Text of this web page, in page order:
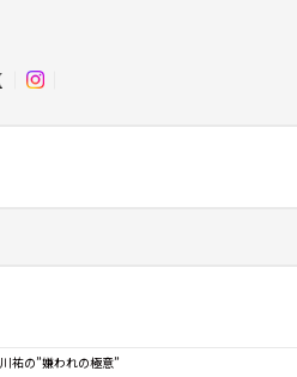
祐の”嫌われの極意”